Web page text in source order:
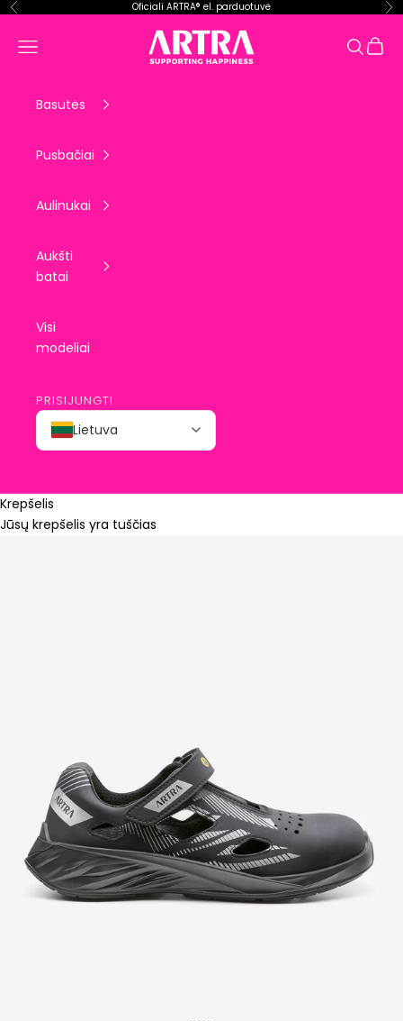
Pereiti prie turinio
Ankstesnis Oficiali ARTRA® el. parduotuvė
ARTRA EU
Meniu Paieška
Basutės
Pusbačiai
Aulinukai
Aukšti
batai
Visi
modeliai
PRISIJUNGTI
Lietuva
Krepšelis
Jūsų krepšelis yra tuščias